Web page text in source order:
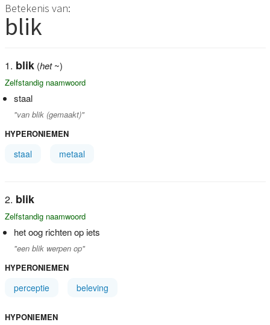
Betekenis van:
blik
blik(het~)
Zelfstandig naamwoord
staal
"van blik (gemaakt)"
HYPERONIEMEN
staal metaal
blik
Zelfstandig naamwoord
het oog richten op iets
"een blik werpen op"
HYPERONIEMEN
perceptie beleving
HYPONIEMEN